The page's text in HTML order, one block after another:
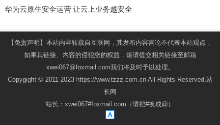
华为云原生安全运营 让云上业务越安全
【免责声明】本站内容转载自互联网，其发布内容言论不代表本站观点，
如果其链接、内容的侵犯您的权益，烦请提交相关链接至邮箱
xwei067@foxmail.com我们将及时予以处理。
Copygight © 2011-2023 https://www.tzzz.com.cn All Rights Reserved.站
长网
站长：xwei067#foxmail.com（请把#换成@）